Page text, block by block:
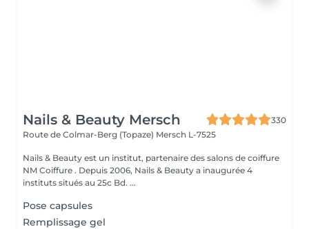
Nails & Beauty Mersch
330
Route de Colmar-Berg (Topaze) Mersch L-7525
Nails & Beauty est un institut, partenaire des salons de coiffure
NM Coiffure . Depuis 2006, Nails & Beauty a inaugurée 4
instituts situés au 25c Bd. ...
Pose capsules
Remplissage gel